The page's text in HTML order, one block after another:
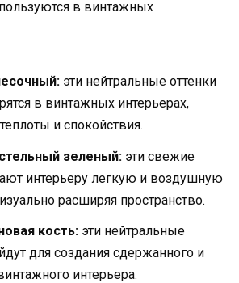
в винтажных
эти нейтральные оттенки
в винтажных интерьерах,
и спокойствия.
зеленый: эти свежие
интерьеру легкую и воздушную
расширяя пространство.
кость: эти нейтральные
для создания сдержанного и
интерьера.